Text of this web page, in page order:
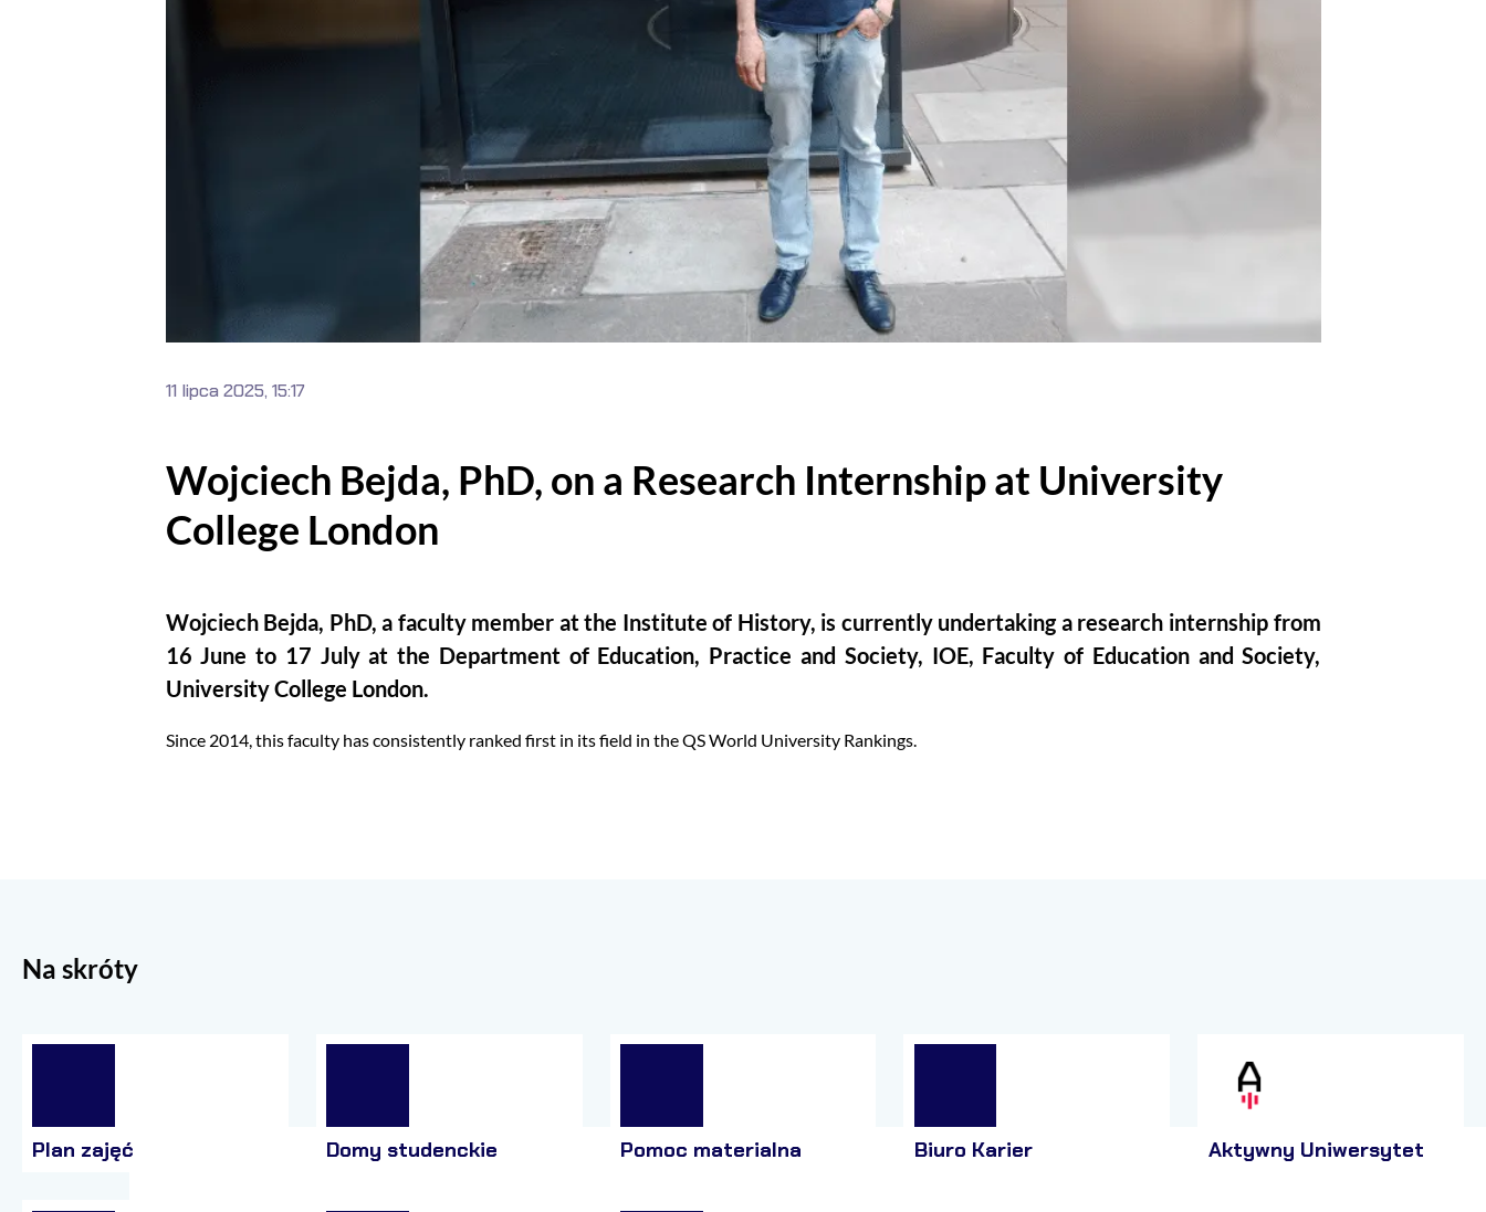
Wojciech Bejda, PhD, on a Research Internship at University
College London
Wojciech Bejda, PhD, a faculty member at the Institute of History, is currently undertaking a research internship from
16 June to 17 July at the Department of Education, Practice and Society, IOE, Faculty of Education and Society,
University College London.
11 lipca 2025, 15:17
Since 2014, this faculty has consistently ranked first in its field in the QS World University Rankings.
Na skróty
Plan zajęć Domy studenckie Pomoc materialna Biuro Karier Aktywny Uniwersytet